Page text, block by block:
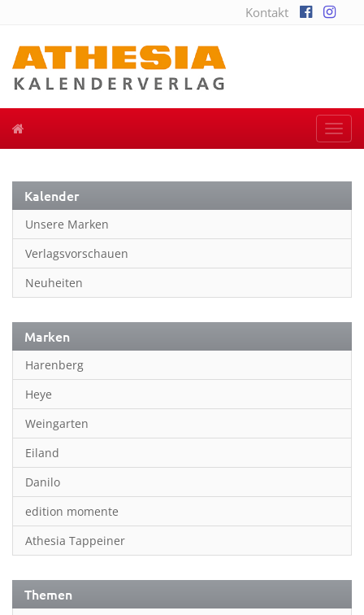
Kontakt
Kalender
Unsere Marken
Verlagsvorschauen
Neuheiten
Marken
Harenberg
Heye
Weingarten
Eiland
Danilo
edition momente
Athesia Tappeiner
Themen